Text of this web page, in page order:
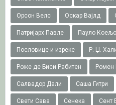
Орсон Велс Оскар Вајлд
Патријарх Павле Пауло Коељо
Пословице и изреке Р. Џ.
Роже де Биси Рабитен Ромен
Салвадор Дали Саша Гитри
Свети Сава Сенека Сент